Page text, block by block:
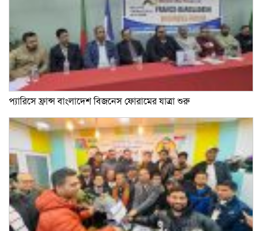
প্যারিসে ফ্রান্স বাংলাদেশ বিজনেস ফোরামের যাত্রা শুরু